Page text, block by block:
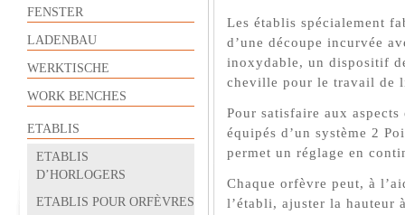
FENSTER
LADENBAU
WERKTISCHE
WORK BENCHES
ETABLIS
ETABLIS
D’HORLOGERS
ETABLIS POUR ORFÈVRES
Les établis spécialement
d’une découpe incurvée
inoxydable, un dispositif
cheville pour le travail de
Pour satisfaire aux
équipés d’un système 2
permet un réglage en
Chaque orfèvre peut, à
l’établi, ajuster la hauteur